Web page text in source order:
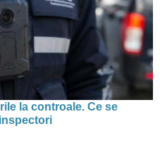
la controale. Ce se